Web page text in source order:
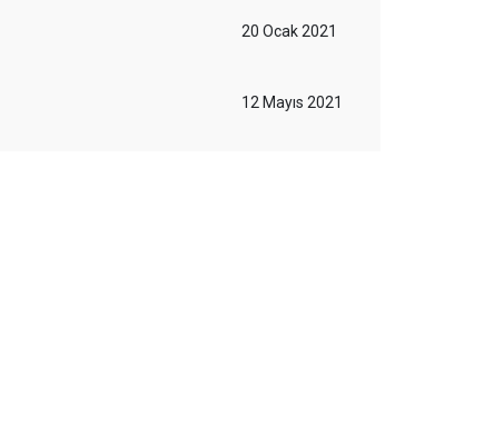
20 Ocak 2021
12 Mayıs 2021